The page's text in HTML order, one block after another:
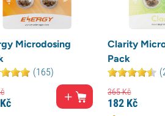
Microdosing
(165)
Kč
Clarity
Pack
365Kč
182 Kč